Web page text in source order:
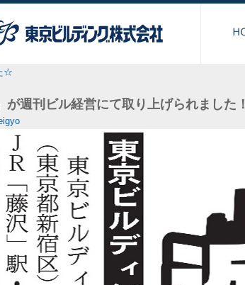
☆
週刊ビル経営にて取り上げられました！